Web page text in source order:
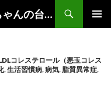
ばあちゃんの料理教室｜ばあちゃんの台所から学ぶ、食と健康の知恵
コレステロール（悪玉コレス
,生活習慣病,病気, 脂質異常症,